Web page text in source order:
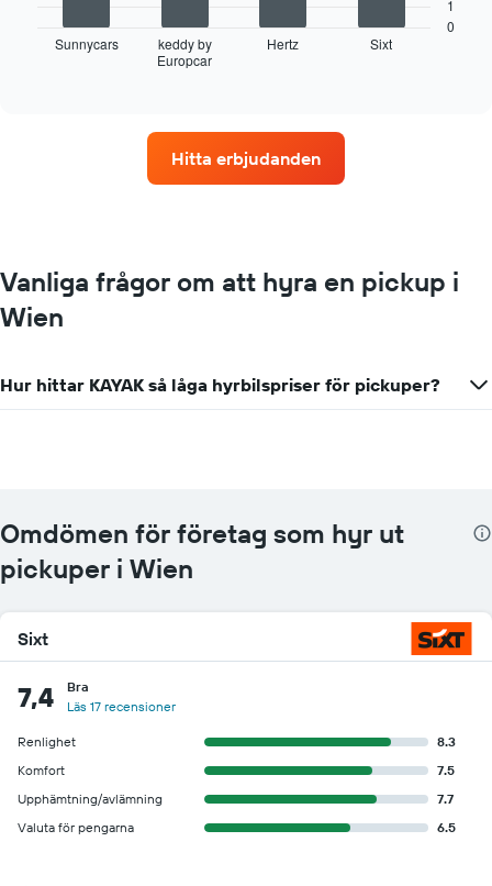
biluthyrningsföretag
visar
biluthyrningsföretag
Diagrammet
Y-
axel
de
angivna
företagen
Sunnycars
keddy by
Europcar
Hertz Sixt
0
1
Hitta erbjudanden
Vanliga frågor om att hyra en pickup i
Wien
Hur hittar KAYAK så låga hyrbilspriser för pickuper?
Omdömen för företag som hyr ut
pickuper i Wien
Sixt
7,4
Bra
Läs 17 recensioner
Renlighet
8.3
Komfort
7.5
Upphämtning/avlämning
7.7
Valuta för pengarna
6.5